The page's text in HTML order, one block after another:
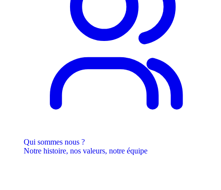
Qui sommes nous ?
Notre histoire, nos valeurs, notre équipe